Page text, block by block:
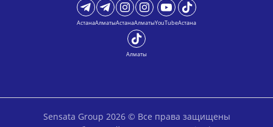
АстанаАлматыАстанаАлматыYouTubeАстана
Алматы
Sensata Group 2026 © Все права защищены